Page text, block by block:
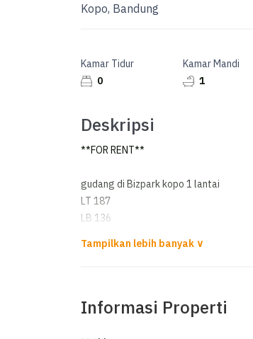
Kopo, Bandung
Kamar Tidur
0
Kamar Mandi
1
Deskripsi
**FOR RENT**
gudang di Bizpark kopo 1 lantai
LT 187
LB 136
Listrik 2200
Open 165 / th
Informasi Properti